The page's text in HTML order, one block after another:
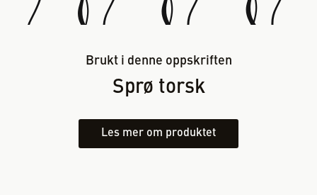
Brukt i denne oppskriften
Sprø torsk
Les mer om produktet